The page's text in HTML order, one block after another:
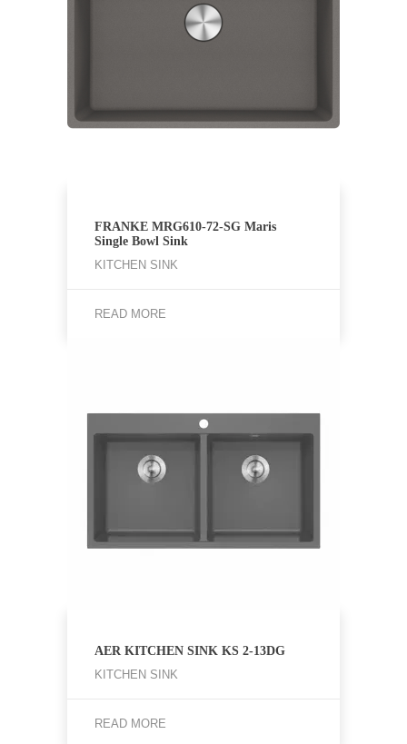
FRANKE MRG610-72-SG Maris
Single Bowl Sink
KITCHEN SINK
READ MORE
AER KITCHEN SINK KS 2-13DG
KITCHEN SINK
READ MORE